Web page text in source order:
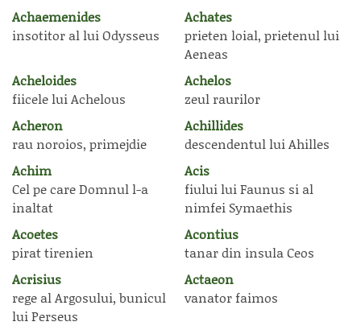
Achaemenides
insotitor al lui Odysseus
Achates
prieten loial, prietenul lui
Aeneas
Acheloides
fiicele lui Achelous
Achelos
zeul raurilor
Acheron
rau noroios, primejdie
Achillides
descendentul lui Ahilles
Achim
Cel pe care Domnul l-a
inaltat
Acis
fiului lui Faunus si al
nimfei Symaethis
Acoetes
pirat tirenien
Acontius
tanar din insula Ceos
Acrisius
rege al Argosului, bunicul
lui Perseus
Actaeon
vanator faimos